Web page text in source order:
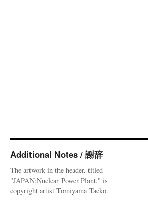
Additional Notes / 謝辞
The artwork in the header, titled
"JAPAN:Nuclear Power Plant," is
copyright artist Tomiyama Taeko.